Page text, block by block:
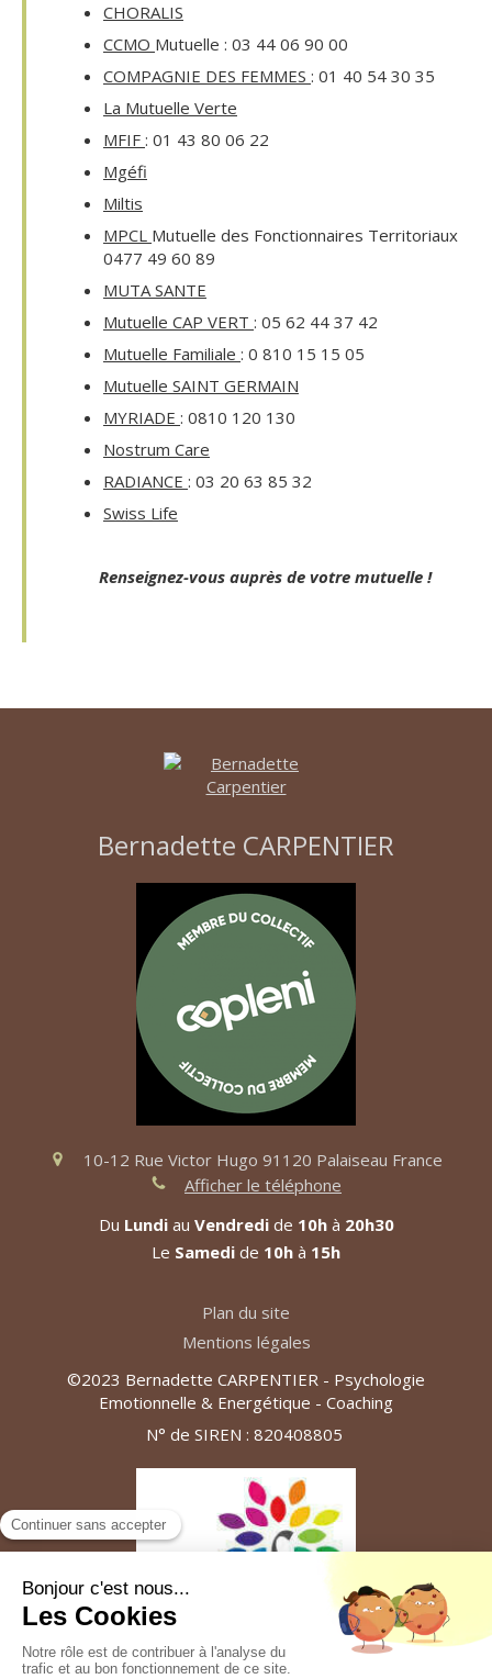
CHORALIS
CCMO Mutuelle : 03 44 06 90 00
COMPAGNIE DES FEMMES : 01 40 54 30 35
La Mutuelle Verte
MFIF : 01 43 80 06 22
Mgéfi
Miltis
MPCL Mutuelle des Fonctionnaires Territoriaux
0477 49 60 89
MUTA SANTE
Mutuelle CAP VERT : 05 62 44 37 42
Mutuelle Familiale : 0 810 15 15 05
Mutuelle SAINT GERMAIN
MYRIADE : 0810 120 130
Nostrum Care
RADIANCE : 03 20 63 85 32
Swiss Life
Renseignez-vous auprès de votre mutuelle !
Bernadette CARPENTIER
10-12 Rue Victor Hugo 91120 Palaiseau France
Afficher le téléphone
Du Lundiau Vendredide 10hà 20h30
Le Samedi de 10h à 15h
Plan du site
Mentions légales
©2023 Bernadette CARPENTIER - Psychologie
Emotionnelle & Energétique - Coaching
N° de SIREN : 820408805